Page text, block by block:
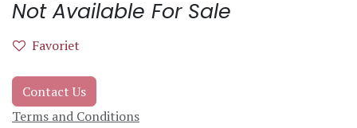
Not Available For Sale
Favoriet
Contact Us
Terms and Conditions